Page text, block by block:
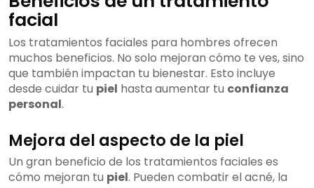
facial
Los tratamientos faciales para hombres ofrecen
muchos beneficios. No solo mejoran cómo te ves, sino
que también impactan tu bienestar. Esto incluye
desde cuidar tu piel hasta aumentar tu confianza
personal.
Mejora del aspecto de la piel
Un gran beneficio de los tratamientos faciales es
cómo mejoran tu piel. Pueden combatir el acné, la